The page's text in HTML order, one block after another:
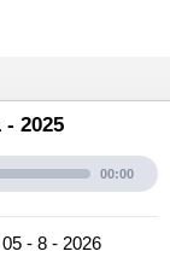
2025
00:00
- 8 - 2026